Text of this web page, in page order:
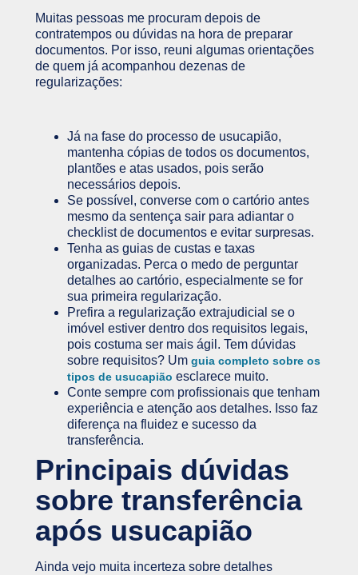
Muitas pessoas me procuram depois de
contratempos ou dúvidas na hora de preparar
documentos. Por isso, reuni algumas orientações
de quem já acompanhou dezenas de
regularizações:
Já na fase do processo de usucapião,
mantenha cópias de todos os documentos,
plantões e atas usados, pois serão
necessários depois.
Se possível, converse com o cartório antes
mesmo da sentença sair para adiantar o
checklist de documentos e evitar surpresas.
Tenha as guias de custas e taxas
organizadas. Perca o medo de perguntar
detalhes ao cartório, especialmente se for
sua primeira regularização.
Prefira a regularização extrajudicial se o
imóvel estiver dentro dos requisitos legais,
pois costuma ser mais ágil. Tem dúvidas
sobre requisitos? Um guia completo sobre os
tipos de usucapião esclarece muito.
Conte sempre com profissionais que tenham
experiência e atenção aos detalhes. Isso faz
diferença na fluidez e sucesso da
transferência.
Principais dúvidas
sobre transferência
após usucapião
Ainda vejo muita incerteza sobre detalhes